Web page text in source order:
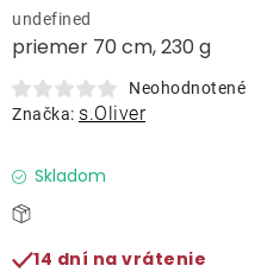
priemer 70 cm, 230 g
undefined
Neohodnotené
Značka: s.Oliver
Skladom
14 dní na vrátenie